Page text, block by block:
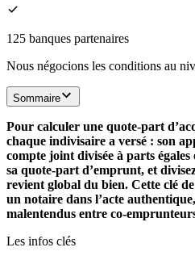
125 banques partenaires
Nous négocions les conditions au
Sommaire
Pour calculer une quote-part
chaque indivisaire a versé : son
compte joint divisée à parts
sa quote-part d’emprunt, et
revient global du bien. Cette clé
un notaire dans l’acte
malentendus entre co-
Les infos clés